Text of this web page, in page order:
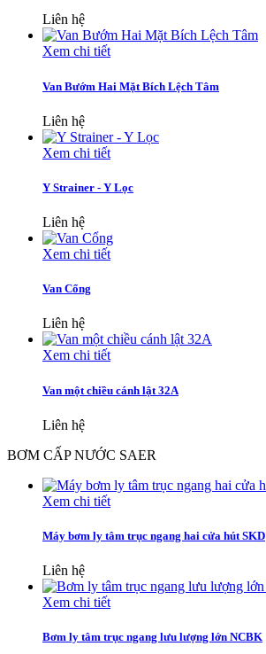
Liên hệ
Xem chi tiết
Van Bướm Hai Mặt Bích Lệch Tâm
Liên hệ
Xem chi tiết
Y Strainer - Y Lọc
Liên hệ
Xem chi tiết
Van Cổng
Liên hệ
Xem chi tiết
Van một chiều cánh lật 32A
Liên hệ
BƠM CẤP NƯỚC SAER
Xem chi tiết
Máy bơm ly tâm trục ngang hai cửa hút SKD
Liên hệ
Xem chi tiết
Bơm ly tâm trục ngang lưu lượng lớn NCBK